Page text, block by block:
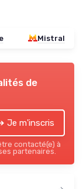
Mistral
de
Je m'inscris
contacté(e) à
partenaires.